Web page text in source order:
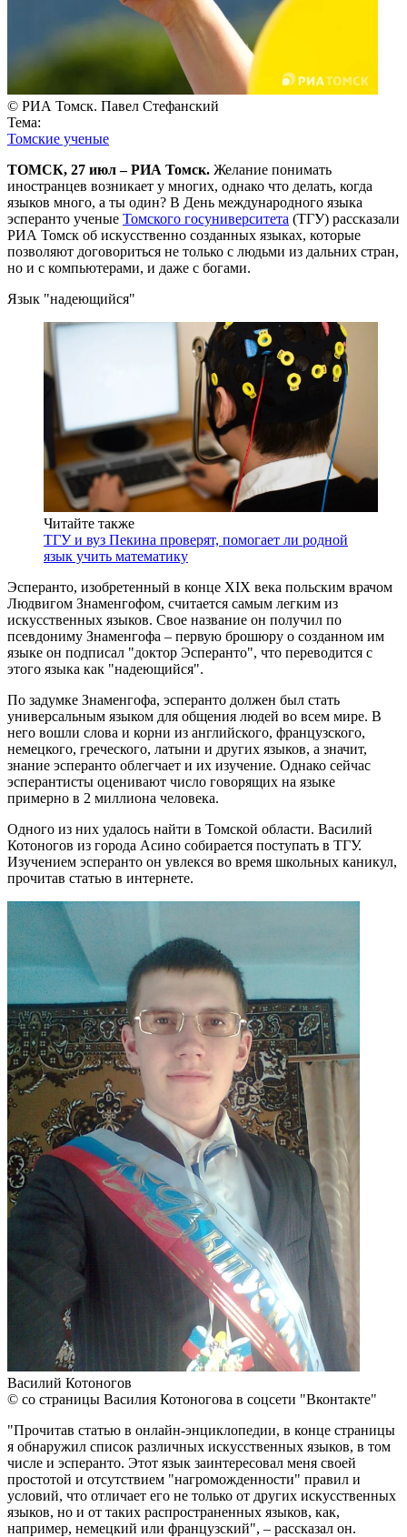
© РИА Томск. Павел Стефанский
Тема:
Томские ученые
ТОМСК, 27 июл – РИА Томск. Желание понимать
иностранцев возникает у многих, однако что делать, когда
языков много, а ты один? В День международного языка
эсперанто ученые Томского госуниверситета (ТГУ) рассказали
РИА Томск об искусственно созданных языках, которые
позволяют договориться не только с людьми из дальних стран,
но и с компьютерами, и даже с богами.
Язык "надеющийся"
Читайте также
ТГУ и вуз Пекина проверят, помогает ли родной
язык учить математику
Эсперанто, изобретенный в конце XIX века польским врачом
Людвигом Знаменгофом, считается самым легким из
искусственных языков. Свое название он получил по
псевдониму Знаменгофа – первую брошюру о созданном им
языке он подписал "доктор Эсперанто", что переводится с
этого языка как "надеющийся".
По задумке Знаменгофа, эсперанто должен был стать
универсальным языком для общения людей во всем мире. В
него вошли слова и корни из английского, французского,
немецкого, греческого, латыни и других языков, а значит,
знание эсперанто облегчает и их изучение. Однако сейчас
эсперантисты оценивают число говорящих на языке
примерно в 2 миллиона человека.
Одного из них удалось найти в Томской области. Василий
Котоногов из города Асино собирается поступать в ТГУ.
Изучением эсперанто он увлекся во время школьных каникул,
прочитав статью в интернете.
Василий Котоногов
© со страницы Василия Котоногова в соцсети "Вконтакте"
"Прочитав статью в онлайн-энциклопедии, в конце страницы
я обнаружил список различных искусственных языков, в том
числе и эсперанто. Этот язык заинтересовал меня своей
простотой и отсутствием "нагроможденности" правил и
условий, что отличает его не только от других искусственных
языков, но и от таких распространенных языков, как,
например, немецкий или французский", – рассказал он.